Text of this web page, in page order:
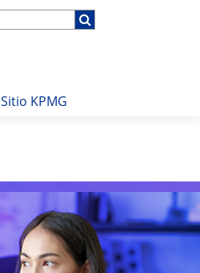
Sitio KPMG